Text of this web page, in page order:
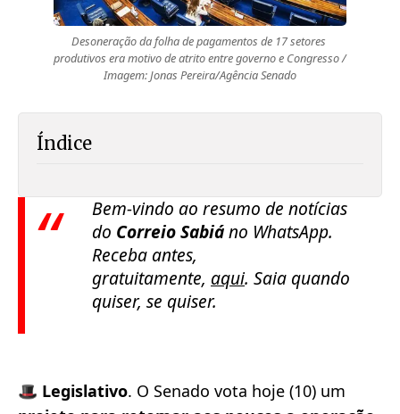
Desoneração da folha de pagamentos de 17 setores
produtivos era motivo de atrito entre governo e Congresso /
Imagem: Jonas Pereira/Agência Senado
Índice
Bem-vindo ao resumo de notícias
do Correio Sabiáno WhatsApp.
Receba antes,
gratuitamente, aqui. Saia quando
quiser, se quiser.
🎩 Legislativo. O Senado vota hoje (10) um